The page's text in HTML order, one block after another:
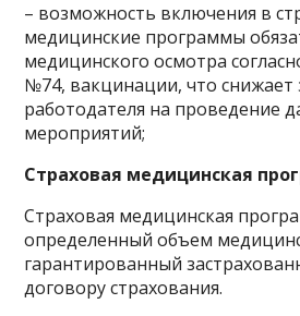
– возможность включения в
медицинские программы
медицинского осмотра
№74, вакцинации, что снижает
работодателя на проведение
мероприятий;
Страховая медицинская
Страховая медицинская
определенный объем
гарантированный
договору страхования.